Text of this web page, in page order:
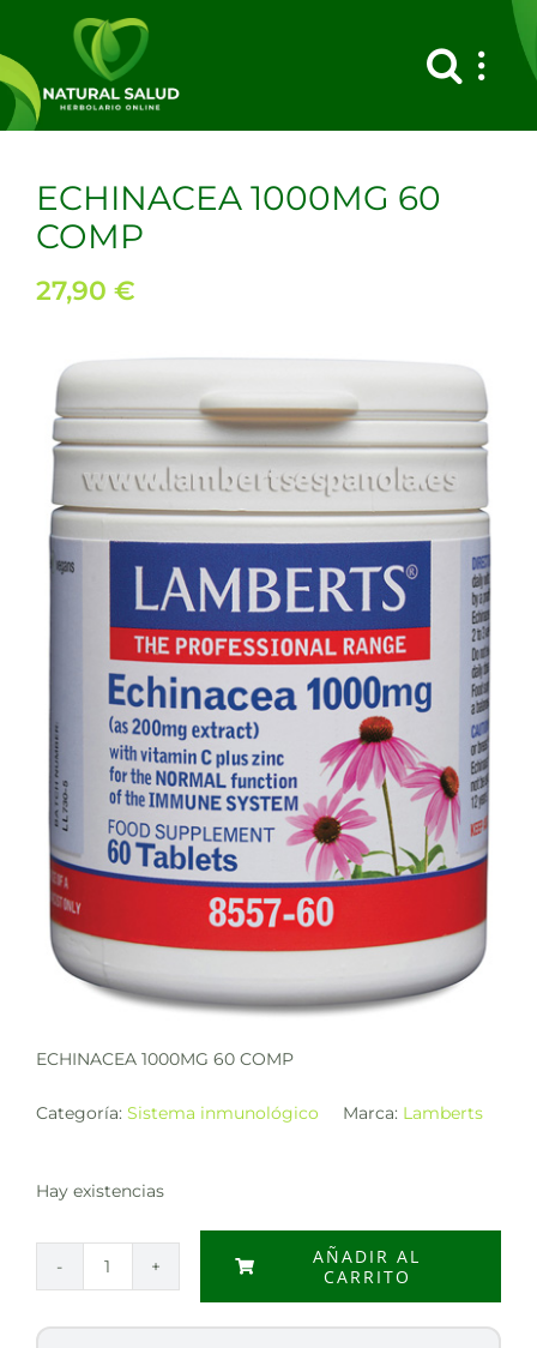
contenido
ECHINACEA 1000MG 60
COMP
27,90 €
ECHINACEA 1000MG 60 COMP
Categoría: Sistema inmunológico Marca: Lamberts
Hay existencias
ECHINACEA
AÑADIR AL
CARRITO